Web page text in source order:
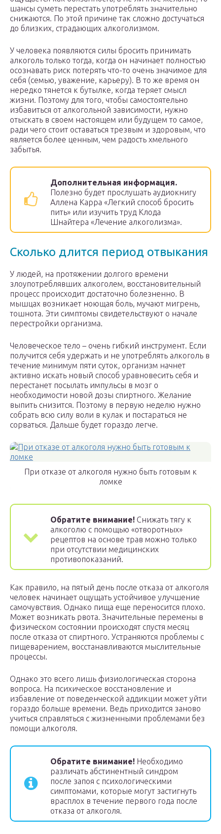
шансы суметь перестать употреблять значительно
снижаются. По этой причине так сложно достучаться
до близких, страдающих алкоголизмом.
У человека появляются силы бросить принимать
алкоголь только тогда, когда он начинает полностью
осознавать риск потерять что-то очень значимое для
себя (семью, уважение, карьеру). В то же время он
нередко тянется к бутылке, когда теряет смысл
жизни. Поэтому для того, чтобы самостоятельно
избавиться от алкогольной зависимости, нужно
отыскать в своем настоящем или будущем то самое,
ради чего стоит оставаться трезвым и здоровым, что
является более ценным, чем радость хмельного
забытья.
Дополнительная информация.
Полезно будет прослушать аудиокнигу
Аллена Карра «Легкий способ бросить
пить» или изучить труд Клода
Шнайтера «Лечение алкоголизма».
Сколько длится период отвыкания
У людей, на протяжении долгого времени
злоупотреблявших алкоголем, восстановительный
процесс происходит достаточно болезненно. В
мышцах возникает ноющая боль, мучают мигрень,
тошнота. Эти симптомы свидетельствуют о начале
перестройки организма.
Человеческое тело – очень гибкий инструмент. Если
получится себя удержать и не употреблять алкоголь в
течение минимум пяти суток, организм начнет
активно искать новый способ уравновесить себя и
перестанет посылать импульсы в мозг о
необходимости новой дозы спиртного. Желание
выпить снизится. Поэтому в первую неделю нужно
собрать всю силу воли в кулак и постараться не
сорваться. Дальше будет гораздо легче.
При отказе от алкоголя нужно быть готовым к
ломке
Обратите внимание! Снижать тягу к
алкоголю с помощью «отворотных»
рецептов на основе трав можно только
при отсутствии медицинских
противопоказаний.
Как правило, на пятый день после отказа от алкоголя
человек начинает ощущать устойчивое улучшение
самочувствия. Однако пища еще переносится плохо.
Может возникать рвота. Значительные перемены в
физическом состоянии происходят спустя месяц
после отказа от спиртного. Устраняются проблемы с
пищеварением, восстанавливаются мыслительные
процессы.
Однако это всего лишь физиологическая сторона
вопроса. На психическое восстановление и
избавление от поведенческой аддикции может уйти
гораздо больше времени. Ведь приходится заново
учиться справляться с жизненными проблемами без
помощи алкоголя.
Обратите внимание! Необходимо
различать абстинентный синдром
после запоя с психологическими
симптомами, которые могут застигнуть
врасплох в течение первого года после
отказа от алкоголя.